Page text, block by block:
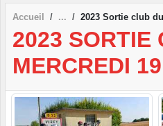
Accueil 2023 Sortie club
2023 SORTIE
MERCREDI